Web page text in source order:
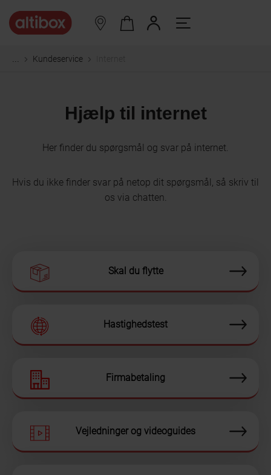
... Kundeservice
Hjælp til internet
Her finder du spørgsmål og svar på internet.
Hvis du ikke finder svar på netop dit spørgsmål, så skriv til
os via chatten.
Skal du flytte
Hastighedstest
Firmabetaling
Vejledninger og videoguides